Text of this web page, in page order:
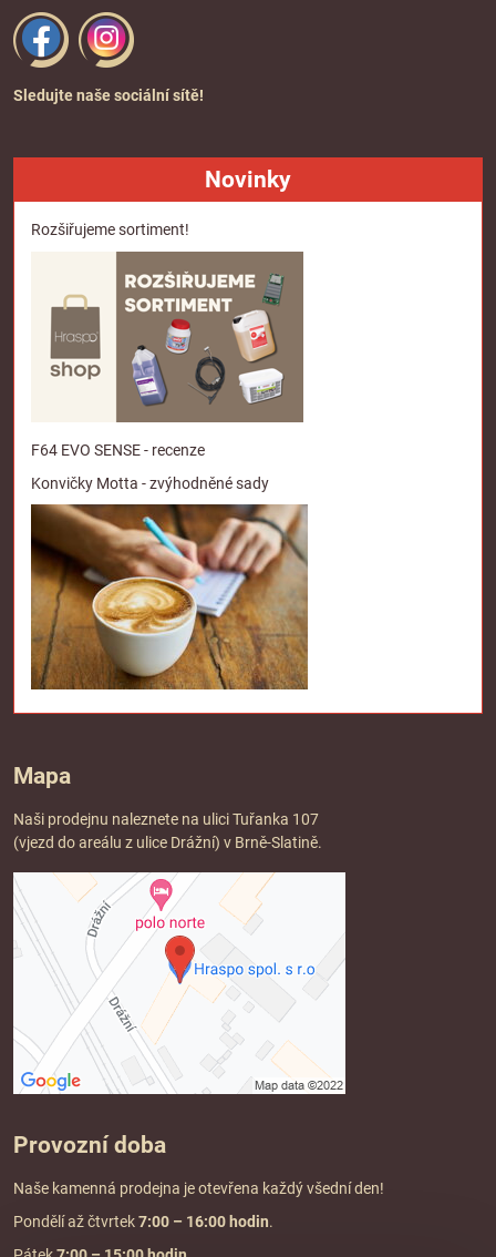
Sledujte naše sociální sítě!
Novinky
Rozšiřujeme sortiment!
F64 EVO SENSE - recenze
Konvičky Motta - zvýhodněné sady
Mapa
Naši prodejnu naleznete na ulici Tuřanka 107
(vjezd do areálu z ulice Drážní) v Brně-Slatině.
Provozní doba
Naše kamenná prodejna je otevřena každý všední den!
Pondělí až čtvrtek7:00 – 16:00 hodin.